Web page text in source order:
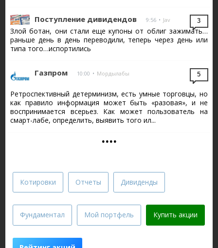
Поступление дивидендов 9:56 • Jav
Злой ботан, они стали еще купоны от облиг зажимать…
раньше день в день переводили, теперь через день или
типа того…испортились
3
Газпром 10:00 • Мордылабы
Ретроспективный детерминизм, есть умные торговцы, но
как правило информация может быть «разовая», и не
воспринимается всерьез. Как может пользователь на
смарт-лабе, определить, выявить того ил...
5
....
Котировки Отчеты Дивиденды
Фундаментал Мой портфель Купить акции